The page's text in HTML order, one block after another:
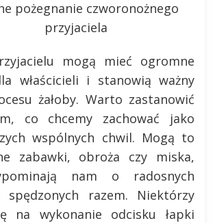
pożegnanie czworonożnego
przyjaciela
mogą mieć ogromne
właścicieli i stanowią ważny
żałoby. Warto zastanowić
co chcemy zachować jako
wspólnych chwil. Mogą to
zabawki, obroża czy miska,
nam o radosnych
spędzonych razem. Niektórzy
na wykonanie odcisku łapki